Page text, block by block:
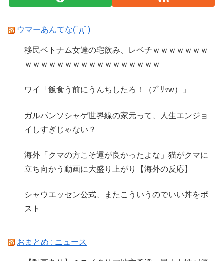
ウマーあんてな(ﾟдﾟ)
移民ベトナム女達の宅飲み、レベチｗｗｗｗｗｗｗ
ｗｗｗｗｗｗｗｗｗｗｗｗｗｗｗｗｗ
ワイ「飯食う前にうんちしたろ！（ﾌﾞﾘｯw）」
ガルパンソシャゲ世界線の家元って、人生エンジョ
イしすぎじゃない？
海外「クマの方こそ運が良かったよな」猫がクマに
立ち向かう動画に大盛り上がり【海外の反応】
シャウエッセン公式、またこういうのでいい丼をポ
スト
おまとめ : ニュース